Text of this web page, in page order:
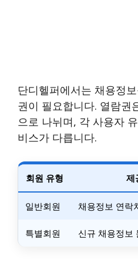
단디헬퍼에서는 채용정
권이 필요합니다. 열람권
으로 나뉘며, 각 사용자
비스가 다릅니다.
회원 유형 제
일반회원 채용정보 연락
특별회원 신규 채용정보